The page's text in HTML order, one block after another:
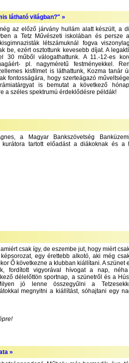
látható világban?" »
az előző járvány hullám alatt készült, a
a Tetz Művészeti iskolában és persze
létszámuknál fogva
be, ezért osztottunk kevesebb díjat. A
30 műből válogathattunk. A 11.-12-es
pl. nagyméretű festményekkel.
kisfilmet is láthattunk, Kozma tanár
fontosságára, hogy szerteágazó
is bemutat a következő
a széles spektrumú érdeklődésre példák!
a Magyar Bankszövetség
kurátora tartott előadást a diákoknak és a
csak így, de eszembe jut, hogy miért
egy érettebb alkotó, aki még
Ő következne a klubban kiállítani. A szünet
fordított vigyorával hívogat a nap,
délelőttön sportnap, a szünetről és a
jó lenne összegyűlni a
megnyitni a kiállítást, sóhajtani egy
»